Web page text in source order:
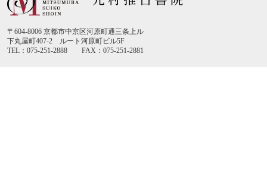
〒604-8006 京都市中京区河原町通三条上ル
下丸屋町407-2 ルート河原町ビル5F
TEL：075-251-2888 FAX：075-251-2881